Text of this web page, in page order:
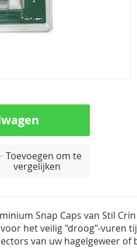
Toevoegen om te
vergelijken
Snap Caps van Stil
het veilig "droog"-vuren
van uw hagelgeweer